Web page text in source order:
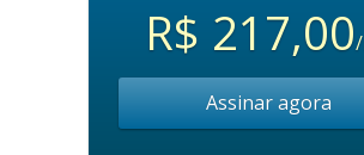
R$ 217,00
Assinar agora